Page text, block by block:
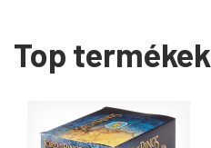
Top termékek